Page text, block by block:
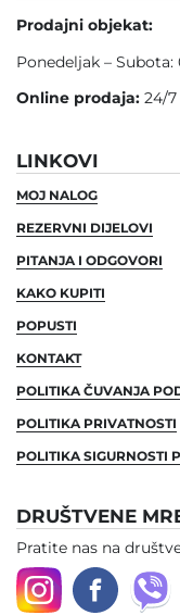
Prodajni objekat:
Ponedeljak – Subota:
Online prodaja: 24/7
LINKOVI
MOJ NALOG
REZERVNI DIJELOVI
PITANJA I ODGOVORI
KAKO KUPITI
POPUSTI
KONTAKT
POLITIKA ČUVANJA
POLITIKA PRIVATNOSTI
POLITIKA SIGURNOSTI
DRUŠTVENE
Pratite nas na